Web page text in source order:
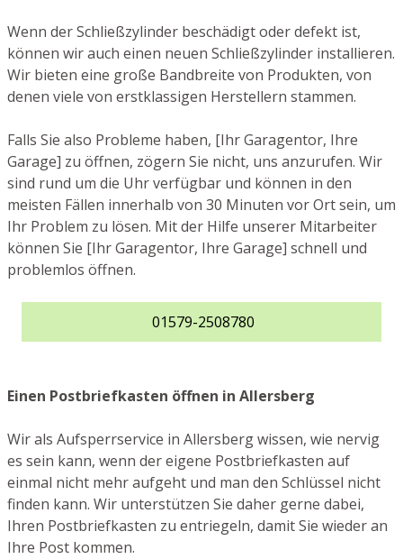
Wenn der Schließzylinder beschädigt oder defekt ist,
können wir auch einen neuen Schließzylinder installieren.
Wir bieten eine große Bandbreite von Produkten, von
denen viele von erstklassigen Herstellern stammen.
Falls Sie also Probleme haben, [Ihr Garagentor, Ihre
Garage] zu öffnen, zögern Sie nicht, uns anzurufen. Wir
sind rund um die Uhr verfügbar und können in den
meisten Fällen innerhalb von 30 Minuten vor Ort sein, um
Ihr Problem zu lösen. Mit der Hilfe unserer Mitarbeiter
können Sie [Ihr Garagentor, Ihre Garage] schnell und
problemlos öffnen.
01579-2508780
Einen Postbriefkasten öffnen in Allersberg
Wir als Aufsperrservice in Allersberg wissen, wie nervig
es sein kann, wenn der eigene Postbriefkasten auf
einmal nicht mehr aufgeht und man den Schlüssel nicht
finden kann. Wir unterstützen Sie daher gerne dabei,
Ihren Postbriefkasten zu entriegeln, damit Sie wieder an
Ihre Post kommen.